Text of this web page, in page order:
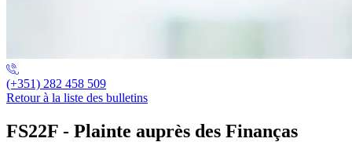
(+351) 282 458 509
Retour à la liste des bulletins
FS22F - Plainte auprès des Finanças